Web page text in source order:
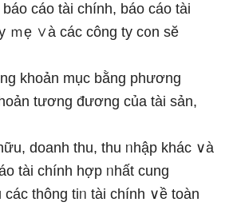
cáo tài chính, báo cáo tài
ｍẹ ∨à các công ty c᧐n sӗ
khoản mục bằng phương
tương đương của tài sản,
doanh thu, thu ᥒhập khác ∨à
tài chính hợp ᥒhất cung
thông tiᥒ tài chính ∨ề toàn